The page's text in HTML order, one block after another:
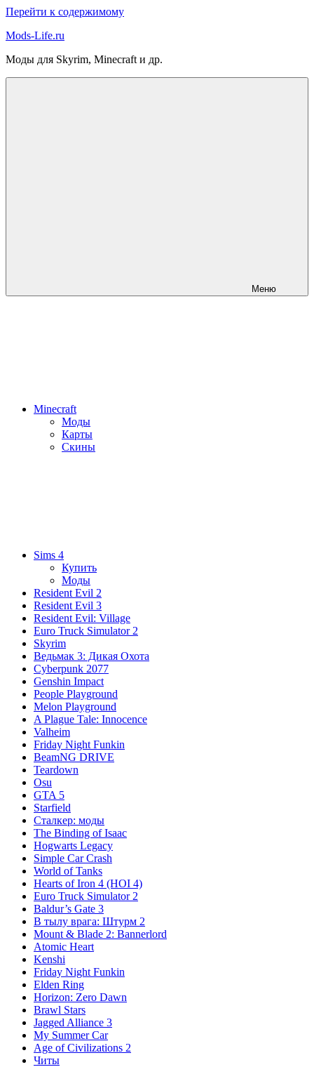
Перейти к содержимому
Mods-Life.ru
Моды для Skyrim, Minecraft и др.
Меню
Minecraft
Моды
Карты
Скины
Sims 4
Купить
Моды
Resident Evil 2
Resident Evil 3
Resident Evil: Village
Euro Truck Simulator 2
Skyrim
Ведьмак 3: Дикая Охота
Cyberpunk 2077
Genshin Impact
People Playground
Melon Playground
A Plague Tale: Innocence
Valheim
Friday Night Funkin
BeamNG DRIVE
Teardown
Osu
GTA 5
Starfield
Сталкер: моды
The Binding of Isaac
Hogwarts Legacy
Simple Car Crash
World of Tanks
Hearts of Iron 4 (HOI 4)
Euro Truck Simulator 2
Baldur’s Gate 3
В тылу врага: Штурм 2
Mount & Blade 2: Bannerlord
Atomic Heart
Kenshi
Friday Night Funkin
Elden Ring
Horizon: Zero Dawn
Brawl Stars
Jagged Alliance 3
My Summer Car
Age of Civilizations 2
Читы